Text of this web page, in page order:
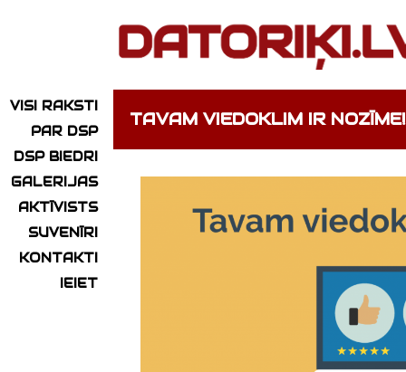
VISI RAKSTI
PAR DSP
DSP BIEDRI
GALERIJAS
AKTĪVISTS
SUVENĪRI
KONTAKTI
IEIET
TAVAM VIEDOKLIM IR NOZĪME!